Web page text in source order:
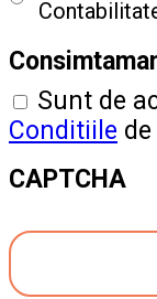
Sunt de
Conditiile
CAPTCHA